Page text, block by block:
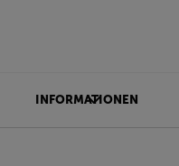
INFORMATIONEN